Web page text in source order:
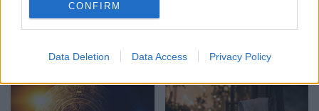
CONFIRM
Data Deletion Data Access Privacy Policy
Flakët përfshijnë banesën
dykatëshe në Fier,
konsiderueshme
milionë dollarë të tjerë për
kompania: Do ta apelojmë